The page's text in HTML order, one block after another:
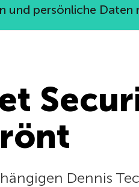
und persönliche Daten
Dennis